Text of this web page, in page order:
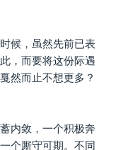
候，虽然先前已表
，而要将这份际遇
然而止不想更多？
内敛，一个积极奔
个厮守可期。不同